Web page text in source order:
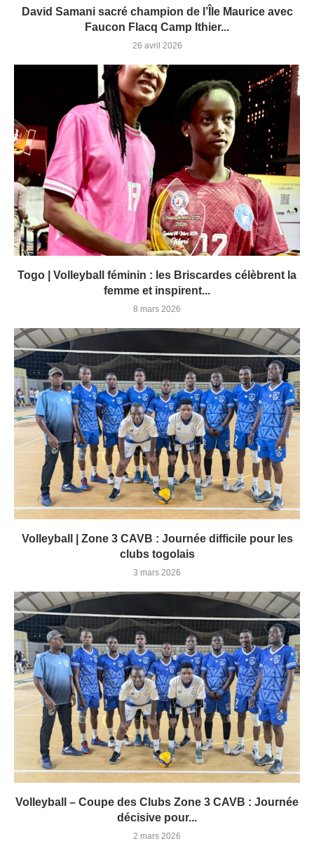
David Samani sacré champion de l’Île Maurice avec
Faucon Flacq Camp Ithier...
26 avril 2026
Togo | Volleyball féminin : les Briscardes célèbrent la
femme et inspirent...
8 mars 2026
Volleyball | Zone 3 CAVB : Journée difficile pour les
clubs togolais
3 mars 2026
Volleyball – Coupe des Clubs Zone 3 CAVB : Journée
décisive pour...
2 mars 2026